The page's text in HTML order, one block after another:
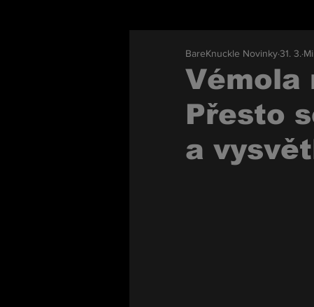
Vémola
Přesto
a
BareKnuckle Novinky31. 3.